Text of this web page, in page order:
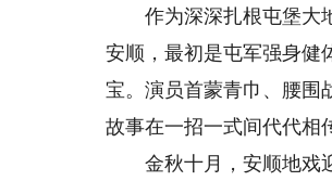
作为深深扎根屯堡大地
安顺，最初是屯军强身健
宝。演员首蒙青巾、腰围
故事在一招一式间代代相
金秋十月，安顺地戏迎